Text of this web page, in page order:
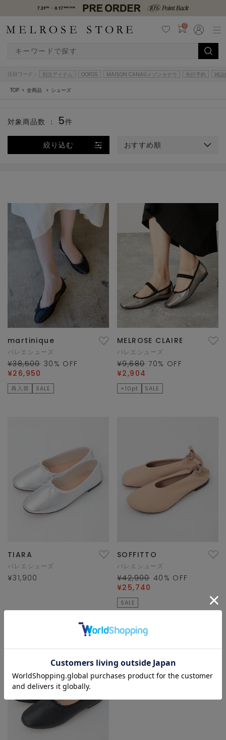
0
注目ワード： 別注アイテム OOFOS MAISON CANAUメゾンカナウ 先行予約 雑誌
TOP 全商品 シューズ
絞り込む おすすめ順
対象商品数 ： 5件
martinique
バレエシューズ
¥38,500 30 % OFF
¥26,950
再入荷 SALE
MELROSE CLAIRE
バレエシューズ
¥9,680 70% OFF
¥2,904
×10pt SALE
TIARA
バレエシューズ
¥31,900
SOFFITTO
バレエシューズ
¥42,900 40 % OFF
¥25,740
SALE